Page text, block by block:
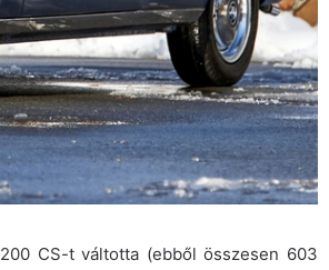
CS-t váltotta (ebből összesen 603